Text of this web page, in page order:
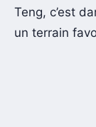
Teng, c’est
un terrain